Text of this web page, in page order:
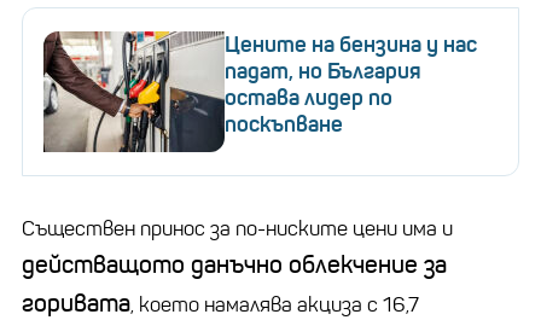
Цените на бензина у нас
падат, но България
остава лидер по
поскъпване
Съществен принос за по-ниските цени има и
действащото данъчно облекчение за
горивата, което намалява акциза с 16,7